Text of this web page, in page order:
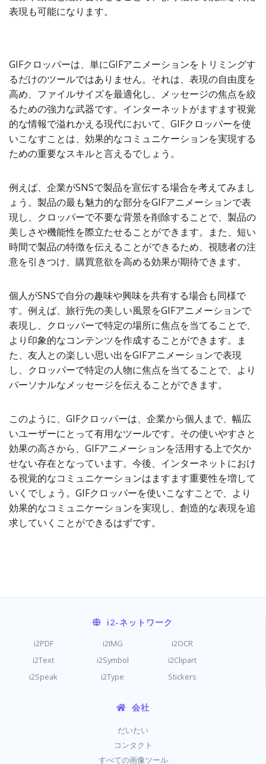
表現も可能になります。
GIFクロッパーは、単にGIFアニメーションをトリミングす
るだけのツールではありません。それは、表現の自由度を
高め、ファイルサイズを最適化し、メッセージの焦点を絞
るための強力な武器です。インターネットがますます視覚
的な情報で溢れかえる現代において、GIFクロッパーを使
いこなすことは、効果的なコミュニケーションを実現する
ための重要なスキルと言えるでしょう。
例えば、企業がSNSで製品を宣伝する場合を考えてみまし
ょう。製品の最も魅力的な部分をGIFアニメーションで表
現し、クロッパーで不要な背景を削除することで、製品の
美しさや機能性を際立たせることができます。また、短い
時間で製品の特徴を伝えることができるため、視聴者の注
意を引きつけ、購買意欲を高める効果が期待できます。
個人がSNSで自分の趣味や興味を共有する場合も同様で
す。例えば、旅行先の美しい風景をGIFアニメーションで
表現し、クロッパーで特定の場所に焦点を当てることで、
より印象的なコンテンツを作成することができます。ま
た、友人との楽しい思い出をGIFアニメーションで表現
し、クロッパーで特定の人物に焦点を当てることで、より
パーソナルなメッセージを伝えることができます。
このように、GIFクロッパーは、企業から個人まで、幅広
いユーザーにとって有用なツールです。その使いやすさと
効果の高さから、GIFアニメーションを活用する上で欠か
せない存在となっています。今後、インターネットにおけ
る視覚的なコミュニケーションはますます重要性を増して
いくでしょう。GIFクロッパーを使いこなすことで、より
効果的なコミュニケーションを実現し、創造的な表現を追
求していくことができるはずです。
i2-ネットワーク
i2PDF i2IMG
i2OCR
i2Text
i2Symbol
i2Clipart
i2Speak
i2Type Stickers
会社
だいたい
コンタクト
すべての画像ツール